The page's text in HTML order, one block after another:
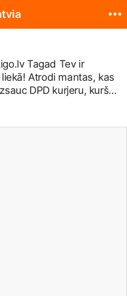
Tagad Tev ir
Atrodi mantas, kas
DPD kurjeru, kurš
Nepaliksi arī bez